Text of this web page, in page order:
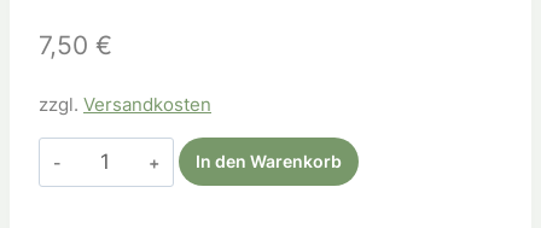
7,50 €
zzgl. Versandkosten
In den Warenkorb